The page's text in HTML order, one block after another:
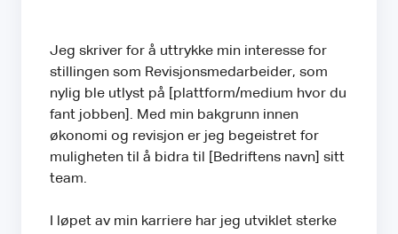
Jeg skriver for å uttrykke min interesse for
stillingen som Revisjonsmedarbeider, som
nylig ble utlyst på [plattform/medium hvor du
fant jobben]. Med min bakgrunn innen
økonomi og revisjon er jeg begeistret for
muligheten til å bidra til [Bedriftens navn] sitt
team.
I løpet av min karriere har jeg utviklet sterke